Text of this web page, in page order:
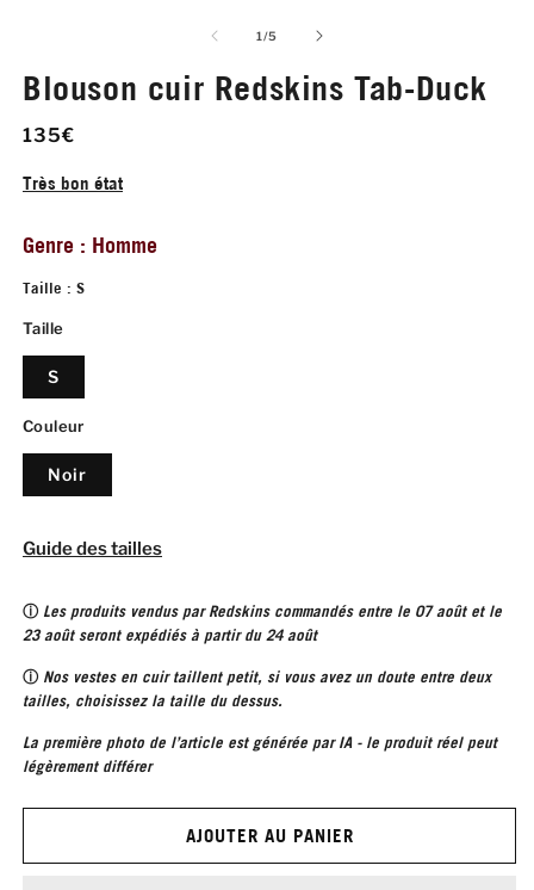
une
fenêtre
modale
1/de
5
Blouson cuir Redskins Tab-Duck
135€
Très bon état
Genre : Homme
Taille : S
Taille
S
Couleur
Noir
Guide des tailles
ⓘ Les produits vendus par Redskins commandés entre le 07 août et le
23 août seront expédiés à partir du 24 août
ⓘ Nos vestes en cuir taillent petit, si vous avez un doute entre deux
tailles, choisissez la taille du dessus.
La première photo de l’article est générée par IA - le produit réel peut
légèrement différer
AJOUTER AU PANIER